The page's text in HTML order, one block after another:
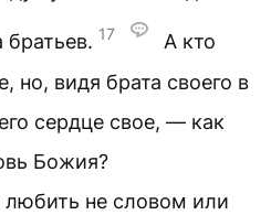
братьев. 17
А кто
но, видя брата своего в
сердце свое, — как
Божия?
не словом или